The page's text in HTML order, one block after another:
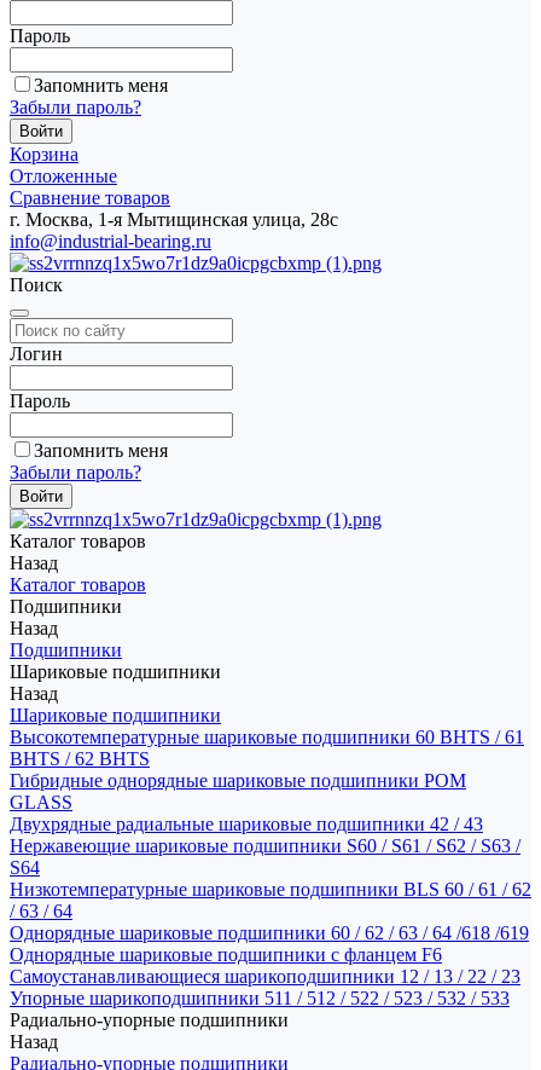
Пароль
Запомнить меня
Забыли пароль?
Корзина
Отложенные
Сравнение товаров
г. Москва, 1-я Мытищинская улица, 28с
info@industrial-bearing.ru
Поиск
Логин
Пароль
Запомнить меня
Забыли пароль?
Каталог товаров
Назад
Каталог товаров
Подшипники
Назад
Подшипники
Шариковые подшипники
Назад
Шариковые подшипники
Высокотемпературные шариковые подшипники 60 BHTS / 61
BHTS / 62 BHTS
Гибридные однорядные шариковые подшипники POM
GLASS
Двухрядные радиальные шариковые подшипники 42 / 43
Нержавеющие шариковые подшипники S60 / S61 / S62 / S63 /
S64
Низкотемпературные шариковые подшипники BLS 60 / 61 / 62
/ 63 / 64
Однорядные шариковые подшипники 60 / 62 / 63 / 64 /618 /619
Однорядные шариковые подшипники с фланцем F6
Самоустанавливающиеся шарикоподшипники 12 / 13 / 22 / 23
Упорные шарикоподшипники 511 / 512 / 522 / 523 / 532 / 533
Радиально-упорные подшипники
Назад
Радиально-упорные подшипники